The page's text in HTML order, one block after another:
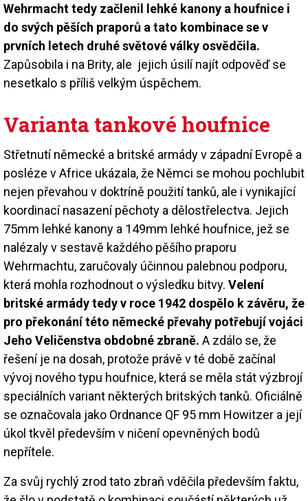
Wehrmacht tedy začlenil lehké kanony a houfnice i
do svých pěších praporů a tato kombinace se v
prvních letech druhé světové války osvědčila.
Zapůsobila i na Brity, ale jejich úsilí najít odpověď se
nesetkalo s příliš velkým úspěchem.
Varianta tankové houfnice
Střetnutí německé a britské armády v západní Evropě a
posléze v Africe ukázala, že Němci se mohou pochlubit
nejen převahou v doktríně použití tanků, ale i vynikající
koordinací nasazení pěchoty a dělostřelectva. Jejich
75mm lehké kanony a 149mm lehké houfnice, jež se
nalézaly v sestavě každého pěšího praporu
Wehrmachtu, zaručovaly účinnou palebnou podporu,
která mohla rozhodnout o výsledku bitvy. Velení
britské armády tedy v roce 1942 dospělo k závěru, že
pro překonání této německé převahy potřebují vojáci
Jeho Veličenstva obdobné zbraně. A zdálo se, že
řešení je na dosah, protože právě v té době začínal
vývoj nového typu houfnice, která se měla stát výzbrojí
speciálních variant některých britských tanků. Oficiálně
se označovala jako Ordnance QF 95 mm Howitzer a její
úkol tkvěl především v ničení opevněných bodů
nepřítele.
Za svůj rychlý zrod tato zbraň vděčila především faktu,